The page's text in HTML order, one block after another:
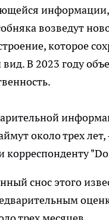
информации,
возведут
которое
В 2023 году
около трех лет,
корреспонденту
снос этого